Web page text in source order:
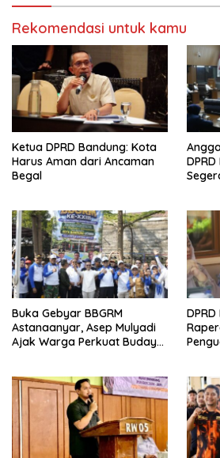
Rekomendasi untuk kamu
Ketua DPRD Bandung: Kota
Harus Aman dari Ancaman
Begal
Buka Gebyar BBGRM
Astanaanyar, Asep Mulyadi
Ajak Warga Perkuat Budaya